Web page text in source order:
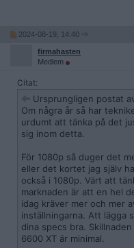
2024-08-19, 14:40
firmahasten
Medlem
Citat:
Ursprungligen postat
Om några år så har
urdumt att tänka på det
sig inom detta.
För 1080p så duger det
eller det kortet jag själv
också i 1080p. Värt att
marknaden är att en hel
idag kräver mer och mer
inställningarna. Att lägga
dina specs bra.
6600 XT är minimal.